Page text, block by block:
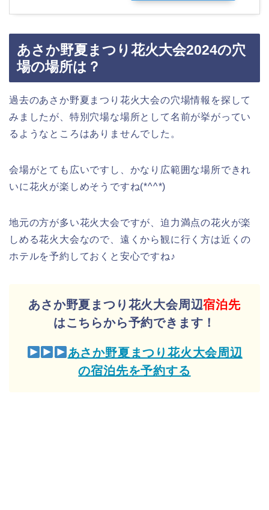
あさか野夏まつり花火大会2024の穴
場の場所は？
過去のあさか野夏まつり花火大会の穴場情報を探して
みましたが、特別穴場な場所として名前が挙がってい
るようなところはありませんでした。
会場がとても広いですし、かなり広範囲な場所できれ
いに花火が楽しめそうですね(*^^*)
地元の方が多い花火大会ですが、迫力満点の花火が楽
しめる花火大会なので、遠くから観に行く方は近くの
ホテルを予約しておくと安心ですね♪
あさか野夏まつり花火大会周辺宿泊先
はこちらから予約できます！
あさか野夏まつり花火大会周辺
の宿泊先を予約する